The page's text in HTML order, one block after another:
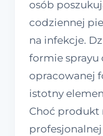
osób
codziennej
na infekcje.
formie sprayu
opracowanej
istotny
Choć produkt